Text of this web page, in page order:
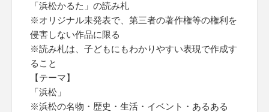
「浜松かるた」の読み札
※オリジナル未発表で、第三者の著作権等の権利を
侵害しない作品に限る
※読み札は、子どもにもわかりやすい表現で作成す
ること
【テーマ】
「浜松」
※浜松の名物・歴史・生活・イベント・あるある